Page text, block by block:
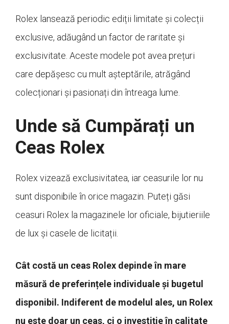
Rolex lansează periodic ediții limitate și colecții
exclusive, adăugând un factor de raritate și
exclusivitate. Aceste modele pot avea prețuri
care depășesc cu mult așteptările, atrăgând
colecționari și pasionați din întreaga lume.
Unde să Cumpărați un
Ceas Rolex
Rolex vizează exclusivitatea, iar ceasurile lor nu
sunt disponibile în orice magazin. Puteți găsi
ceasuri Rolex la magazinele lor oficiale, bijutieriile
de lux și casele de licitații.
Cât costă un ceas Rolex depinde în mare
măsură de preferințele individuale și bugetul
disponibil. Indiferent de modelul ales, un Rolex
nu este doar un ceas, ci o investiție în calitate